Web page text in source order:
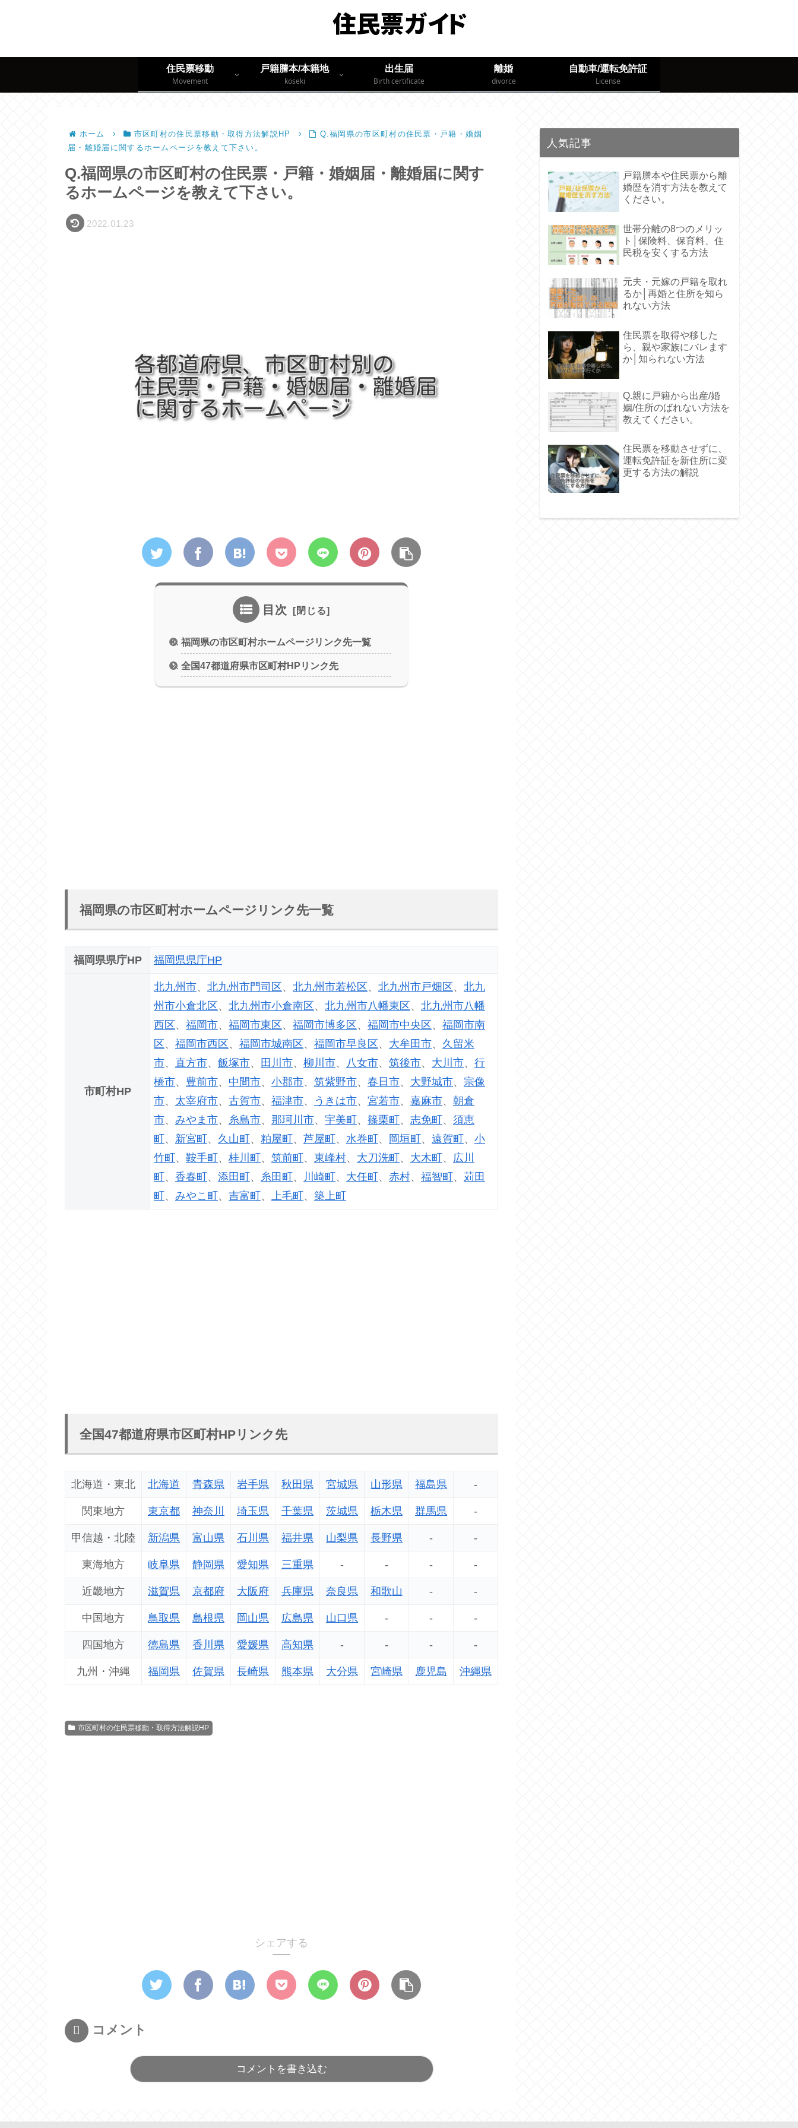
住民票移動
Movement
戸籍謄本/本籍地
koseki
出生届
Birth certificate
離婚
divorce
自動車/運転免許証
License
ホーム 市区町村の住民票移動・取得方法解説HP
Q.福岡県の市区町村の住民票・戸籍・婚姻
届・離婚届に関するホームページを教えて下さい。
Q.福岡県の市区町村の住民票・戸籍・婚姻届・離婚届に関す
るホームページを教えて下さい。
2022.01.23
目次
福岡県の市区町村ホームページリンク先一覧
全国47都道府県市区町村HPリンク先
福岡県の市区町村ホームページリンク先一覧
福岡県県庁HP 福岡県県庁HP
市町村HP
北九州市、 北九州市門司区、 北九州市若松区、 北九州市戸畑区、 北九
州市小倉北区、 北九州市小倉南区、 北九州市八幡東区、 北九州市八幡
西区、 福岡市、 福岡市東区、 福岡市博多区、 福岡市中央区、 福岡市南
区、 福岡市西区、 福岡市城南区、 福岡市早良区、 大牟田市、 久留米
市、 直方市、 飯塚市、 田川市、 柳川市、 八女市、 筑後市、 大川市、 行
橋市、 豊前市、 中間市、 小郡市、 筑紫野市、 春日市、 大野城市、 宗像
市、 太宰府市、 古賀市、 福津市、 うきは市、 宮若市、 嘉麻市、 朝倉
市、 みやま市、 糸島市、 那珂川市、 宇美町、 篠栗町、 志免町、 須恵
町、 新宮町、 久山町、 粕屋町、 芦屋町、 水巻町、 岡垣町、 遠賀町、 小
竹町、 鞍手町、 桂川町、 筑前町、 東峰村、 大刀洗町、 大木町、 広川
町、 香春町、 添田町、 糸田町、 川崎町、 大任町、 赤村、 福智町、 苅田
町、 みやこ町、 吉富町、 上毛町、 築上町
全国47都道府県市区町村HPリンク先
北海道・東北 北海道 青森県 岩手県 秋田県 宮城県 山形県 福島県 -
関東地方 東京都 神奈川 埼玉県 千葉県 茨城県 栃木県 群馬県 -
甲信越・北陸 新潟県 富山県 石川県 福井県 山梨県 長野県 - -
東海地方 岐阜県 静岡県 愛知県 三重県 - - - -
近畿地方 滋賀県 京都府 大阪府 兵庫県 奈良県 和歌山 - -
中国地方 鳥取県 島根県 岡山県 広島県 山口県 - - -
四国地方 徳島県 香川県 愛媛県 高知県 - - - -
九州・沖縄 福岡県 佐賀県 長崎県 熊本県 大分県 宮崎県 鹿児島 沖縄県
市区町村の住民票移動・取得方法解説HP
シェアする
コメント
コメントを書き込む
人気記事
戸籍謄本や住民票から離
婚歴を消す方法を教えて
ください。
世帯分離の8つのメリッ
ト│保険料、保育料、住
民税を安くする方法
元夫・元嫁の戸籍を取れ
るか│再婚と住所を知ら
れない方法
住民票を取得や移した
ら、親や家族にバレます
か│知られない方法
Q.親に戸籍から出産/婚
姻/住所のばれない方法を
教えてください。
住民票を移動させずに、
運転免許証を新住所に変
更する方法の解説